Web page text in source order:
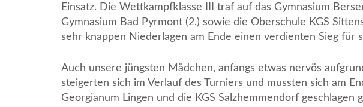
Einsatz. Die Wettkampfklasse III traf auf das Gymnasium
Gymnasium Bad Pyrmont (2.) sowie die Oberschule KGS
sehr knappen Niederlagen am Ende einen verdienten Sieg für
Auch unsere jüngsten Mädchen, anfangs etwas nervös
steigerten sich im Verlauf des Turniers und mussten sich am
Georgianum Lingen und die KGS Salzhemmendorf geschlagen